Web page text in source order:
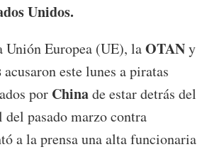
Unidos.
Unión Europea (UE), laOTANy
acusaron este lunes a piratas
por Chinade estar detrás del
pasado marzo contra
a la prensa una alta funcionaria